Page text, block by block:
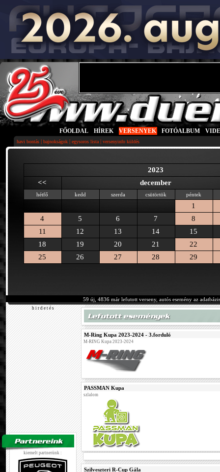
FŐOLDAL HÍREK VERSENYEK FOTÓALBUM
havi bontás | bajnokságok | egysoros lista | versenyinfo küldés
2023
<<
december
hétfő kedd szerda csütörtök péntek
1
4
5 6 7
8
11
12 13 14
15
18
19 20 21
22
25
26 27 28 29
59 új, 4836 már lefutott verseny, autós esemény az
h i r d e t é s
kiemelt partnerünk :
M-Ring Kupa 2023-2024 - 3.forduló
M-RING Kupa 2023-2024
PASSMAN Kupa
szlalom
Szilveszteri R-Cup Gála